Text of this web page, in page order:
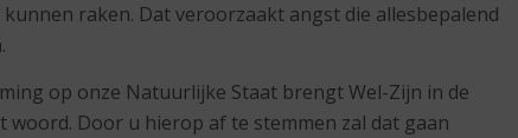
raken. Dat veroorzaakt angst die allesbepalend
op onze Natuurlijke Staat brengt Wel-Zijn in de
woord. Door u hierop af te stemmen zal dat gaan